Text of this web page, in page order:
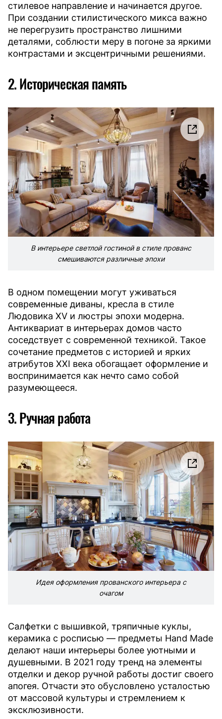
стилевое направление и начинается другое.
При создании стилистического микса важно
не перегрузить пространство лишними
деталями, соблюсти меру в погоне за яркими
контрастами и эксцентричными решениями.
2. Историческая память
В интерьере светлой гостиной в стиле прованс
смешиваются различные эпохи
В одном помещении могут уживаться
современные диваны, кресла в стиле
Людовика XV и люстры эпохи модерна.
Антиквариат в интерьерах домов часто
соседствует с современной техникой. Такое
сочетание предметов с историей и ярких
атрибутов XXI века обогащает оформление и
воспринимается как нечто само собой
разумеющееся.
3. Ручная работа
Идея оформления прованского интерьера с
очагом
Салфетки с вышивкой, тряпичные куклы,
керамика с росписью — предметы Hand Made
делают наши интерьеры более уютными и
душевными. В 2021 году тренд на элементы
отделки и декор ручной работы достиг своего
апогея. Отчасти это обусловлено усталостью
от массовой культуры и стремлением к
эксклюзивности.